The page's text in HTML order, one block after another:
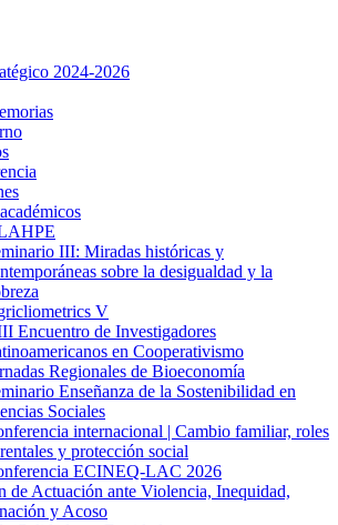
2024-2026
III: Miradas históricas y
sobre la desigualdad y la
V
Encuentro de Investigadores
en Cooperativismo
Regionales de Bioeconomía
Enseñanza de la Sostenibilidad en
Sociales
internacional | Cambio familiar, roles
y protección social
ECINEQ-LAC 2026
de Actuación ante Violencia, Inequidad,
y Acoso